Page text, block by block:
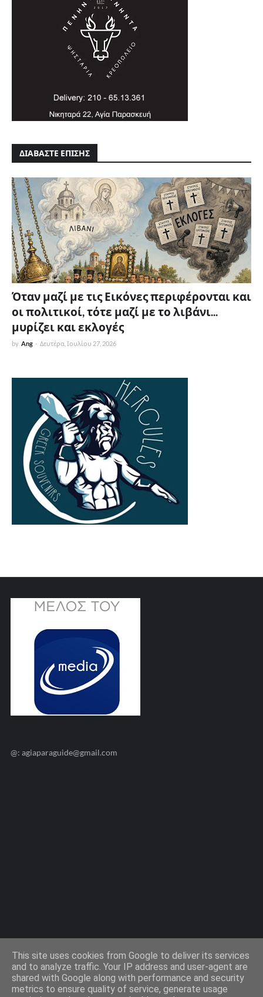
ΔΙΑΒΑΣΤΕ ΕΠΙΣΗΣ
Όταν μαζί με τις Εικόνες περιφέρονται και
οι πολιτικοί, τότε μαζί με το λιβάνι...
μυρίζει και εκλογές
by Ang - Δευτέρα, Ιουλίου 27, 2026
@: agiaparaguide@gmail.com
Design by -Templateify
This site uses cookies from Google to deliver its services
and to analyze traffic. Your IP address and user-agent are
shared with Google along with performance and security
metrics to ensure quality of service, generate usage